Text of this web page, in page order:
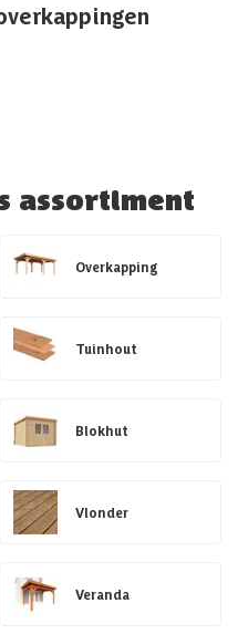
assortiment
Overkapping
Tuinhout
Blokhut
Vlonder
Veranda